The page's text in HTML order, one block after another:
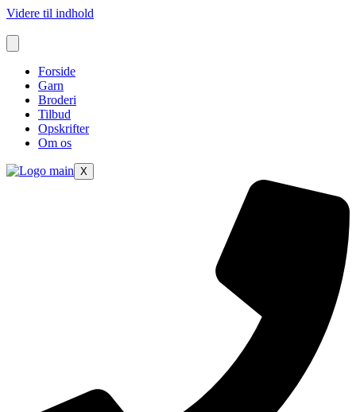
Videre til indhold
Forside
Garn
Broderi
Tilbud
Opskrifter
Om os
X